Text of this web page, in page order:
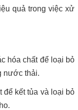
quả trong việc xử
hóa chất để loại bỏ
nước thải.
để kết tủa và loại bỏ